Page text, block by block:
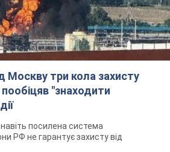
посилена система
РФ не гарантує захисту від
Туреччини 70 балістичних
озброєння: у Держдепі
список
відома американський Конгрес